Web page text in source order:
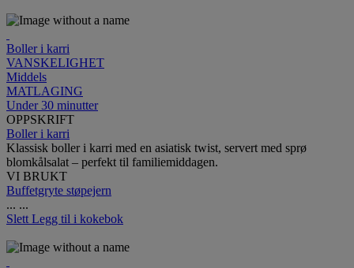
Boller i karri
VANSKELIGHET
Middels
MATLAGING
Under 30 minutter
OPPSKRIFT
Boller i karri
Klassisk boller i karri med en asiatisk twist, servert med sprø
blomkålsalat – perfekt til familiemiddagen.
VI BRUKT
Buffetgryte støpejern
... ...
Slett Legg til i kokebok